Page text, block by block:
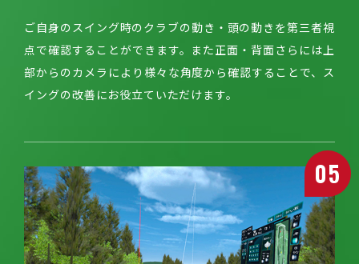
ご自身のスイング時のクラブの動き・頭の動きを第三者視
点で確認することができます。また正面・背面さらには上
部からのカメラにより様々な角度から確認することで、ス
イングの改善にお役立ていただけます。
05